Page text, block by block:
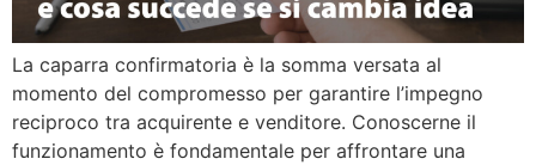
La caparra confirmatoria è la somma versata al
momento del compromesso per garantire l’impegno
reciproco tra acquirente e venditore. Conoscerne il
funzionamento è fondamentale per affrontare una